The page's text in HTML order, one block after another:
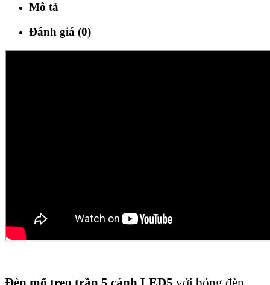
Mô tả
Đánh giá (0)